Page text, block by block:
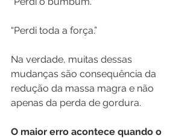
“Perdi toda a força.”
Na verdade, muitas dessas
mudanças são consequência da
redução da massa magra e não
apenas da perda de gordura.
O maior erro acontece quando o